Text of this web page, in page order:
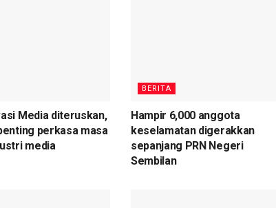
Media diteruskan,
perkasa masa
media
BERITA
Hampir 6,000 anggota
keselamatan digerakkan
sepanjang PRN Negeri
Sembilan